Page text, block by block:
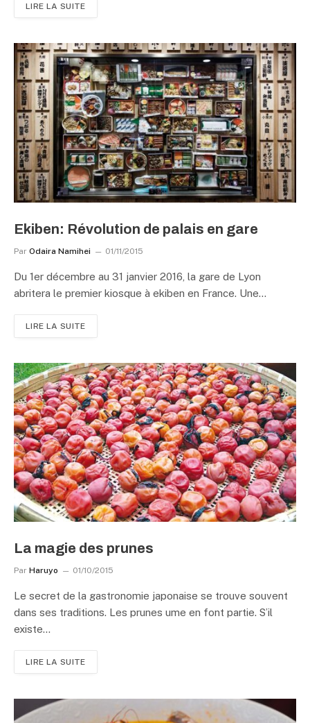
LIRE LA SUITE
Ekiben: Révolution de palais en gare
Par Odaira Namihei 01/11/2015
Du 1er décembre au 31 janvier 2016, la gare de Lyon
abritera le premier kiosque à ekiben en France. Une…
LIRE LA SUITE
La magie des prunes
Par Haruyo 01/10/2015
Le secret de la gastronomie japonaise se trouve souvent
dans ses traditions. Les prunes ume en font partie. S’il
existe…
LIRE LA SUITE